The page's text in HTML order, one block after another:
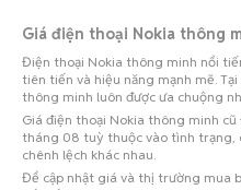
Giá điện thoại Nokia thông
Điện thoại Nokia thông minh nổi
tiên tiến và hiệu năng mạnh mẽ.
thông minh luôn được ưa chuộng
Giá điện thoại Nokia thông minh
tháng 08 tuỳ thuộc vào tình trạng,
chênh lệch khác nhau.
Để cập nhật giá và thị trường mua